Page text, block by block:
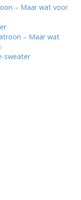
– Maar wat voor
– Maar wat
sweater